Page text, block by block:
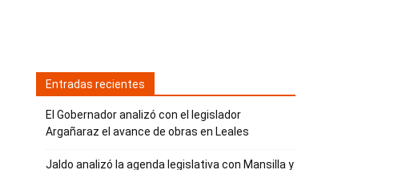
Entradas recientes
El Gobernador analizó con el legislador
Argañaraz el avance de obras en Leales
Jaldo analizó la agenda legislativa con Mansilla y